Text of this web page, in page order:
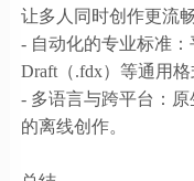
让多人同时创作更流畅
- 自动化的专业标准
Draft（.fdx）等通用格
- 多语言与跨平台：
的离线创作。